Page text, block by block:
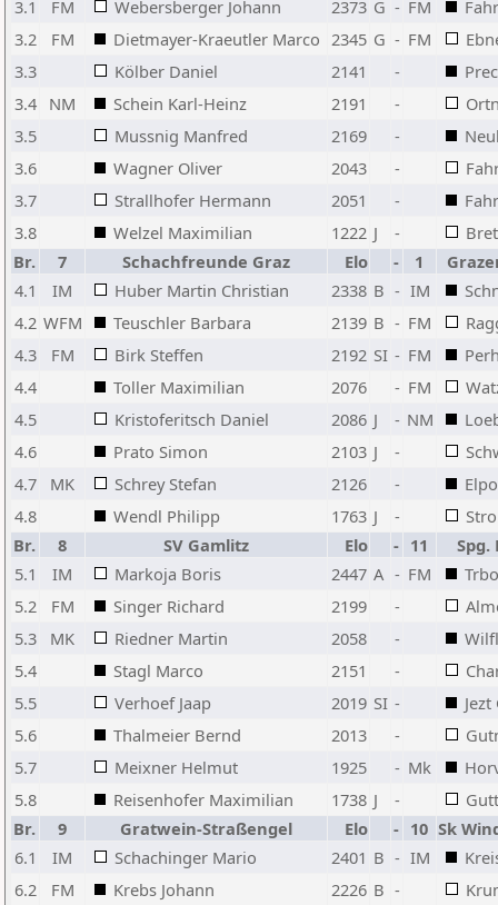
3.1
FM Webersberger Johann 2373 G - FM
3.2
FM Dietmayer-Kraeutler Marco 2345 G - FM
3.3
Kölber Daniel 2141 -
3.4 NM Schein Karl-Heinz 2191 -
3.5
Mussnig Manfred 2169 -
3.6
Wagner Oliver 2043 -
3.7
Strallhofer Hermann 2051 -
3.8
Welzel Maximilian 1222 J -
Br.
7 Schachfreunde Graz Elo - 1
4.1
IM Huber Martin Christian 2338 B - IM
4.2 WFM Teuschler Barbara 2139 B - FM
4.3
FM Birk Steffen 2192 SI - FM
4.4
Toller Maximilian 2076 - FM
4.5
Kristoferitsch Daniel 2086 J - NM
4.6
Prato Simon 2103 J -
4.7
MK Schrey Stefan 2126 -
4.8
Wendl Philipp 1763 J -
Br.
8 SV Gamlitz Elo - 11
Spg.
5.1
IM Markoja Boris 2447 A - FM
5.2
FM Singer Richard 2199 -
5.3
MK Riedner Martin 2058 -
5.4
Stagl Marco 2151 -
5.5
Verhoef Jaap 2019 SI -
5.6
Thalmeier Bernd 2013 -
5.7
Meixner Helmut 1925 - Mk
5.8
Reisenhofer Maximilian 1738 J -
Br.
9 Gratwein-Straßengel Elo - 10 Sk
6.1
IM Schachinger Mario 2401 B - IM
6.2
FM Krebs Johann 2226 B -